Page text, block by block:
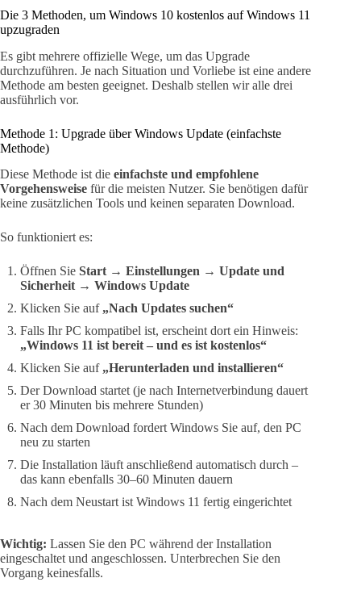
Die 3 Methoden, um Windows 10 kostenlos auf Windows 11
upzugraden
Es gibt mehrere offizielle Wege, um das Upgrade
durchzuführen. Je nach Situation und Vorliebe ist eine andere
Methode am besten geeignet. Deshalb stellen wir alle drei
ausführlich vor.
Methode 1: Upgrade über Windows Update (einfachste
Methode)
Diese Methode ist die einfachste und empfohlene
Vorgehensweise für die meisten Nutzer. Sie benötigen dafür
keine zusätzlichen Tools und keinen separaten Download.
So funktioniert es:
Öffnen Sie Start → Einstellungen → Update und
Sicherheit → Windows Update
Klicken Sie auf „Nach Updates suchen“
Falls Ihr PC kompatibel ist, erscheint dort ein Hinweis:
„Windows 11 ist bereit – und es ist kostenlos“
Klicken Sie auf „Herunterladen und installieren“
Der Download startet (je nach Internetverbindung dauert
er 30 Minuten bis mehrere Stunden)
Nach dem Download fordert Windows Sie auf, den PC
neu zu starten
Die Installation läuft anschließend automatisch durch –
das kann ebenfalls 30–60 Minuten dauern
Nach dem Neustart ist Windows 11 fertig eingerichtet
Wichtig: Lassen Sie den PC während der Installation
eingeschaltet und angeschlossen. Unterbrechen Sie den
Vorgang keinesfalls.